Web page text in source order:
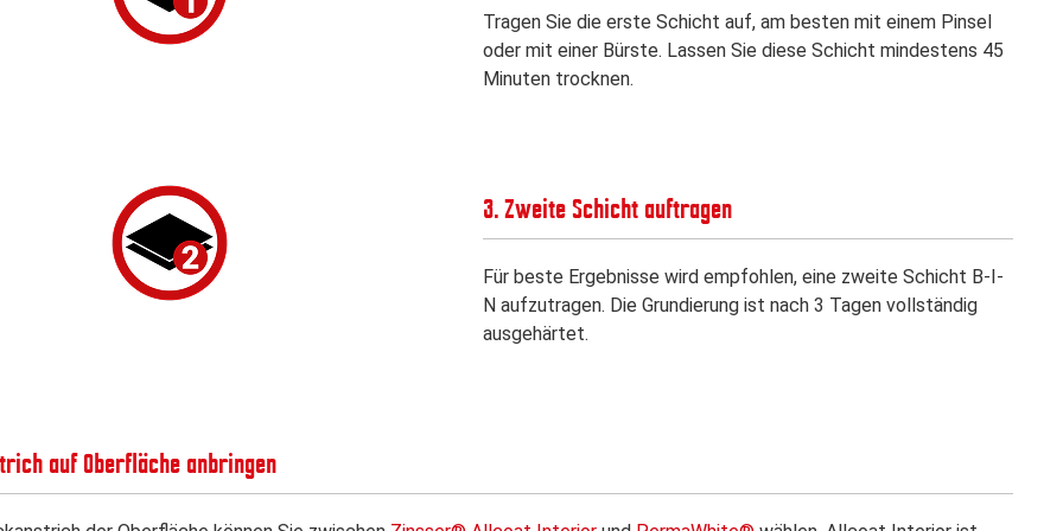
Tragen Sie die erste Schicht auf, am besten mit einem Pinsel
oder mit einer Bürste. Lassen Sie diese Schicht mindestens 45
Minuten trocknen.
3. Zweite Schicht auftragen
Für beste Ergebnisse wird empfohlen, eine zweite Schicht B-I-
N aufzutragen. Die Grundierung ist nach 3 Tagen vollständig
ausgehärtet.
auf Oberfläche anbringen